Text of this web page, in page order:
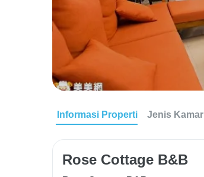
Informasi Properti Jenis Kamar
Rose Cottage B&B